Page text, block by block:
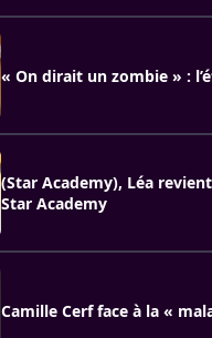
« On dirait un zombie » :
(Star Academy), Léa
Star Academy
Camille Cerf face à la «